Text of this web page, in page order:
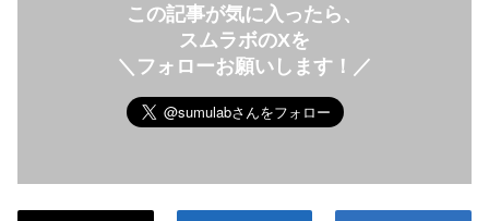
この記事が気に入ったら、
スムラボのXを
＼フォローお願いします！／